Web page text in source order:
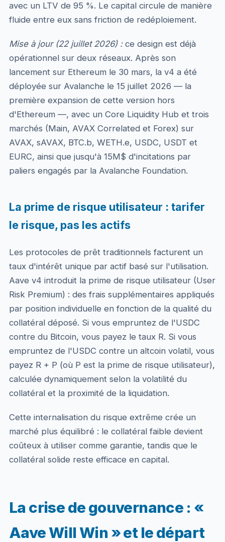
avec un LTV de 95 %. Le capital circule de manière
fluide entre eux sans friction de redéploiement.
Mise à jour (22 juillet 2026) :ce design est déjà
opérationnel sur deux réseaux. Après son
lancement sur Ethereum le 30 mars, la v4 a été
déployée sur Avalanche le 15 juillet 2026 — la
première expansion de cette version hors
d'Ethereum —, avec un Core Liquidity Hub et trois
marchés (Main, AVAX Correlated et Forex) sur
AVAX, sAVAX, BTC.b, WETH.e, USDC, USDT et
EURC, ainsi que jusqu'à 15M$ d'incitations par
paliers engagés par la Avalanche Foundation.
La prime de risque utilisateur : tarifer
le risque, pas les actifs
Les protocoles de prêt traditionnels facturent un
taux d'intérêt unique par actif basé sur l'utilisation.
Aave v4 introduit la prime de risque utilisateur (User
Risk Premium) : des frais supplémentaires appliqués
par position individuelle en fonction de la qualité du
collatéral déposé. Si vous empruntez de l'USDC
contre du Bitcoin, vous payez le taux R. Si vous
empruntez de l'USDC contre un altcoin volatil, vous
payez R + P (où P est la prime de risque utilisateur),
calculée dynamiquement selon la volatilité du
collatéral et la proximité de la liquidation.
Cette internalisation du risque extrême crée un
marché plus équilibré : le collatéral faible devient
coûteux à utiliser comme garantie, tandis que le
collatéral solide reste efficace en capital.
La crise de gouvernance : «
Aave Will Win » et le départ